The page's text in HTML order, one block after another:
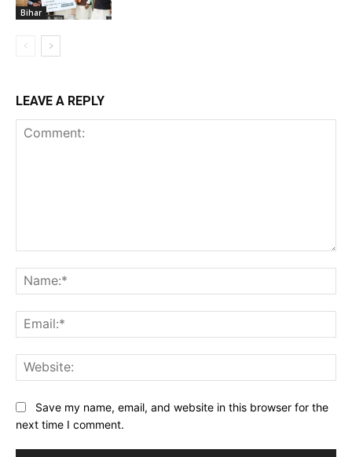
Bihar
LEAVE A REPLY
Save my name, email, and website in this browser for the
next time I comment.